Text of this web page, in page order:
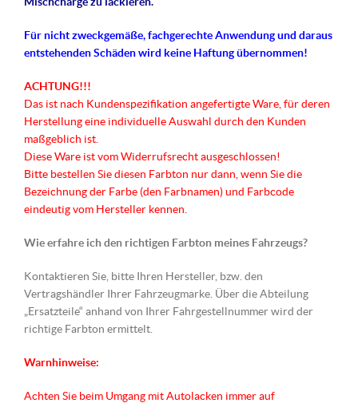
Für nichtzweckgemäße, fachgerechte Anwendung und daraus
entstehenden Schäden wird keine Haftung übernommen!
ACHTUNG!!!
Das ist nach Kundenspezifikation angefertigte Ware, für deren
Herstellung eine individuelle Auswahl durch den Kunden
maßgeblich ist.
Diese Ware ist vom Widerrufsrecht ausgeschlossen!
Bitte bestellen Sie diesen Farbton nur dann, wenn Sie die
Bezeichnung der Farbe (den Farbnamen) und Farbcode
eindeutig vom Hersteller kennen.
Wie erfahre ich den richtigen Farbton meines Fahrzeugs?
Kontaktieren Sie, bitte Ihren Hersteller, bzw. den
Vertragshändler Ihrer Fahrzeugmarke. Über die Abteilung
„Ersatzteile“ anhand von Ihrer Fahrgestellnummer wird der
richtige Farbton ermittelt.
Warnhinweise:
Achten Sie beim Umgang mit Autolacken immer auf